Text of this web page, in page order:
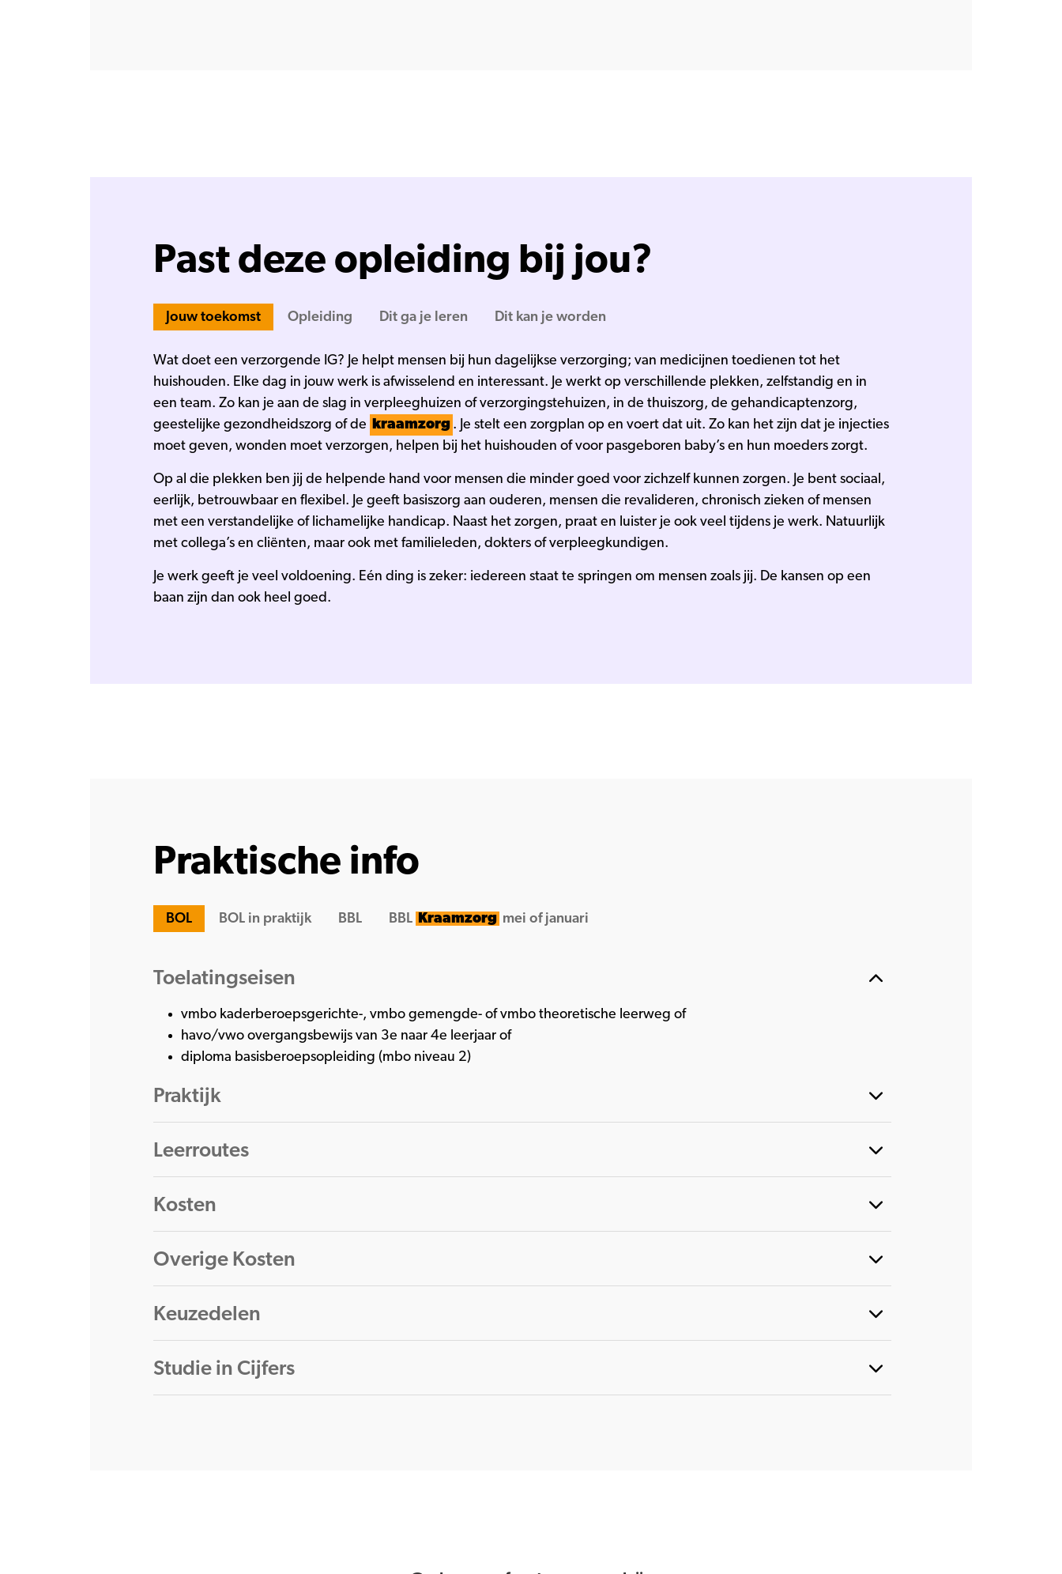
Past deze opleiding bij jou?
Jouw toekomst Opleiding Dit ga je leren Dit kan je worden
Wat doet een verzorgende IG? Je helpt mensen bij hun dagelijkse verzorging; van medicijnen toedienen tot het
huishouden. Elke dag in jouw werk is afwisselend en interessant. Je werkt op verschillende plekken, zelfstandig en in
een team. Zo kan je aan de slag in verpleeghuizen of verzorgingstehuizen, in de thuiszorg, de gehandicaptenzorg,
geestelijke gezondheidszorg of de
kraamzorg . Je stelt een zorgplan op en voert dat uit. Zo kan het zijn dat je injecties
moet geven, wonden moet verzorgen, helpen bij het huishouden of voor pasgeboren baby’s en hun moeders zorgt.
Op al die plekken ben jij de helpende hand voor mensen die minder goed voor zichzelf kunnen zorgen. Je bent sociaal,
eerlijk, betrouwbaar en flexibel. Je geeft basiszorg aan ouderen, mensen die revalideren, chronisch zieken of mensen
met een verstandelijke of lichamelijke handicap. Naast het zorgen, praat en luister je ook veel tijdens je werk. Natuurlijk
met collega’s en cliënten, maar ook met familieleden, dokters of verpleegkundigen.
Je werk geeft je veel voldoening. Eén ding is zeker: iedereen staat te springen om mensen zoals jij. De kansen op een
baan zijn dan ook heel goed.
Praktische info
BOL BOL in praktijk BBL BBL Kraamzorg mei of januari
Toelatingseisen
vmbo kaderberoepsgerichte-, vmbo gemengde- of vmbo theoretische leerweg of
havo/vwo overgangsbewijs van 3e naar 4e leerjaar of
diploma basisberoepsopleiding (mbo niveau 2)
Praktijk
Leerroutes
Kosten
Overige Kosten
Keuzedelen
Studie in Cijfers